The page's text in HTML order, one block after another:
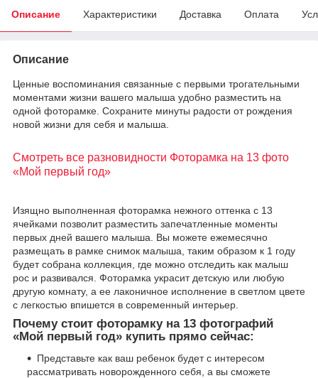
Описание Характеристики Доставка Оплата
Описание
Ценные воспоминания связанные с первыми трогательными
моментами жизни вашего малыша удобно разместить на
одной фоторамке. Сохраните минуты радости от рождения
новой жизни для себя и малыша.
Смотреть все разновидности Фоторамка на 13 фото
«Мой первый год»
Изящно выполненная фоторамка нежного оттенка с 13
ячейками позволит разместить запечатленные моменты
первых дней вашего малыша. Вы можете ежемесячно
размещать в рамке снимок малыша, таким образом к 1 году
будет собрана коллекция, где можно отследить как малыш
рос и развивался. Фоторамка украсит детскую или любую
другую комнату, а ее лаконичное исполнение в светлом цвете
с легкостью впишется в современный интерьер.
Почему стоит фоторамку на 13 фотографий
«Мой первый год» купить прямо сейчас:
Представьте как ваш ребенок будет с интересом
рассматривать новорожденного себя, а вы сможете